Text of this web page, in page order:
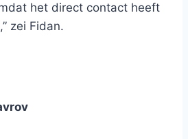
het direct contact heeft
zei Fidan.